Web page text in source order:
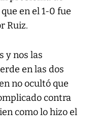
en el 1-0 fue
Ruiz.
y nos las
en las dos
no ocultó que
contra
como lo hizo el